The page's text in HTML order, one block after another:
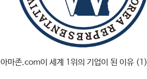
아마존.com이 세계 1위의 기업이 된 이유 (1)